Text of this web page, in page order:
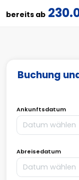
bereits ab
Buchung
Ankunftsdatum
Abreisedatum